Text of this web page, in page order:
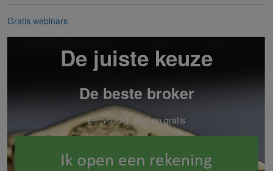
Gratis webinars
De juiste keuze
De beste broker
Eenvoudig, snel en gratis